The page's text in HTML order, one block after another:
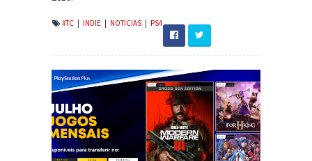
#TC INDIE NOTICIAS PS4